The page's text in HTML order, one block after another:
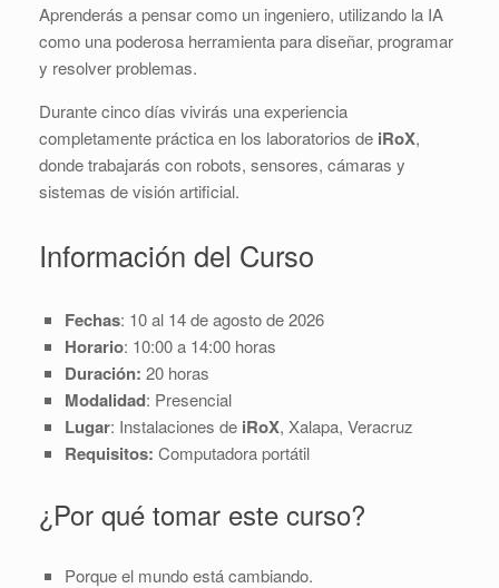
Aprenderás a pensar como un ingeniero, utilizando la IA
como una poderosa herramienta para diseñar, programar
y resolver problemas.
Durante cinco días vivirás una experiencia
completamente práctica en los laboratorios de iRoX,
donde trabajarás con robots, sensores, cámaras y
sistemas de visión artificial.
Información del Curso
Fechas: 10 al 14 de agosto de 2026
Horario: 10:00 a 14:00 horas
Duración: 20 horas
Modalidad: Presencial
Lugar: Instalaciones de iRoX, Xalapa, Veracruz
Requisitos: Computadora portátil
¿Por qué tomar este curso?
Porque el mundo está cambiando.